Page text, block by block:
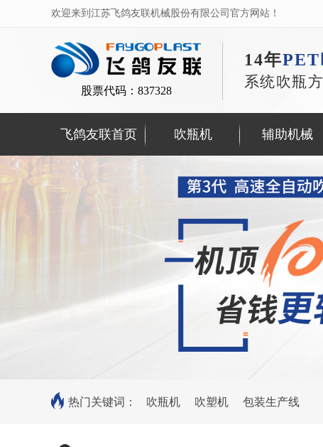
欢迎来到江苏飞鸽友联机械股份有限公司官方网站！
股票代码：837328
14年PET
系统吹瓶
飞鸽友联首页 吹瓶机 辅助机械
热门关键词： 吹瓶机 吹塑机 包装生产线